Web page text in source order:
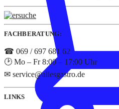
FACHBERATUNG:
☎ 069 / 697 681 62
🕑 Mo – Fr 8:00 – 17:00 Uhr
✉ service@allesgastro.de
LINKS